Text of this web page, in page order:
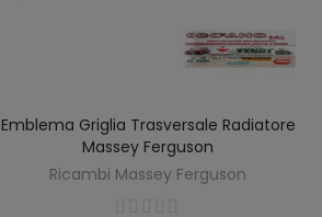
AGGIUNGI AL CARRELLO
Emblema Griglia Trasversale Radiatore
Massey Ferguson
Ricambi Massey Ferguson